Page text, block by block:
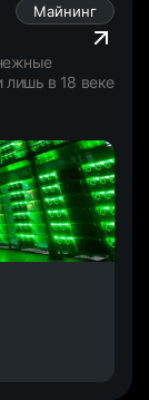
Майнинг
лишь в 18 веке